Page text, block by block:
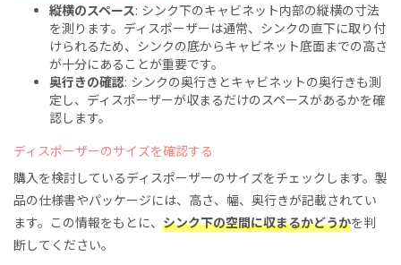
縦横のスペース: シンク下のキャビネット内部の縦横の寸法
を測ります。ディスポーザーは通常、シンクの直下に取り付
けられるため、シンクの底からキャビネット底面までの高さ
が十分にあることが重要です。
奥行きの確認: シンクの奥行きとキャビネットの奥行きも測
定し、ディスポーザーが収まるだけのスペースがあるかを確
認します。
ディスポーザーのサイズを確認する
購入を検討しているディスポーザーのサイズをチェックします。製
品の仕様書やパッケージには、高さ、幅、奥行きが記載されてい
ます。この情報をもとに、 シンク下の空間に収まるかどうかを判
断してください。